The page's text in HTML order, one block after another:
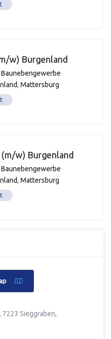
w) Burgenland
Baunebengewerbe
, Mattersburg
w) Burgenland
Baunebengewerbe
, Mattersburg
Sieggraben,